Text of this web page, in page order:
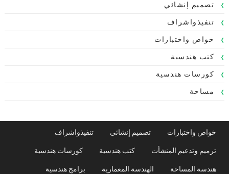
تصميم إنشائي
تنفيذواشراف
خواص واختبارات
كتب هندسية
كورسات هندسية
مساحة
خواص واختبارات تصميم إنشائي تنفيذواشراف
ترميم وتدعيم المنشأت كتب هندسية كورسات هندسية
هندسة المساحة الهندسة المعمارية برامج هندسية